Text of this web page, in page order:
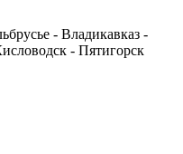
- Владикавказ -
- Пятигорск